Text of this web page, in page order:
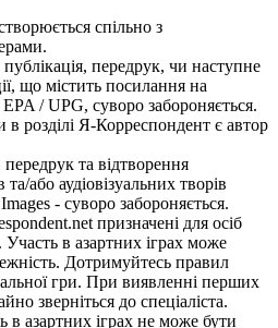
спільно з
передрук, чи наступне
що містить посилання на
/ UPG, суворо забороняється.
в розділі Я-Корреспондент є автор
та відтворення
або аудіовізуальних творів
- суворо забороняється.
призначені для осіб
в азартних іграх може
Дотримуйтесь правил
гри. При виявленні перших
зверніться до спеціаліста.
в азартних іграх не може бути